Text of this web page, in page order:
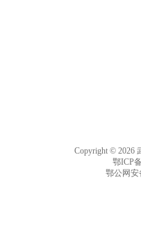
Copyright © 2026
鄂ICP
鄂公网安